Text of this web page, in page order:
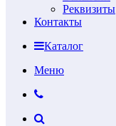
Реквизиты
Контакты
Каталог
Меню